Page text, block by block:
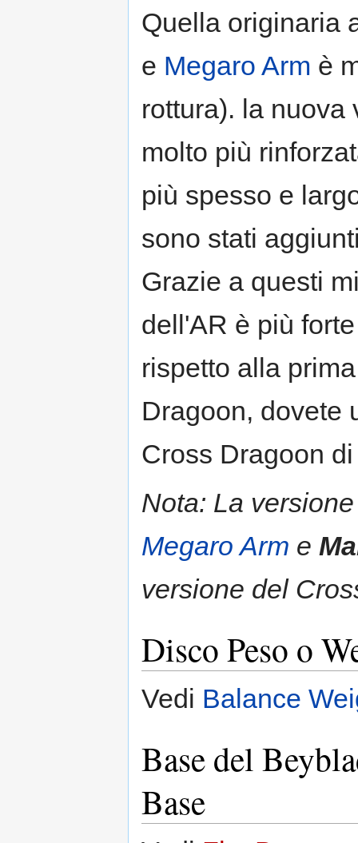
Quella originaria
e Megaro Arm è
rottura). la
molto più
più spesso e
sono stati
Grazie a questi
dell'AR è più
rispetto alla
Dragoon, dovete
Cross Dragoon
Nota: La
Megaro Arm e
versione del
Disco Peso o
Vedi Balance
Base del
Base